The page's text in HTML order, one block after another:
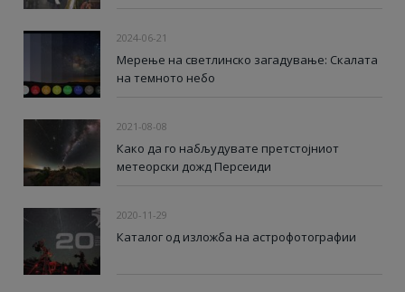
2024-06-21
Мерење на светлинско загадување: Скалата
на темното небо
2021-08-08
Како да го набљудувате претстојниот
метеорски дожд Персеиди
2020-11-29
Каталог од изложба на астрофотографии